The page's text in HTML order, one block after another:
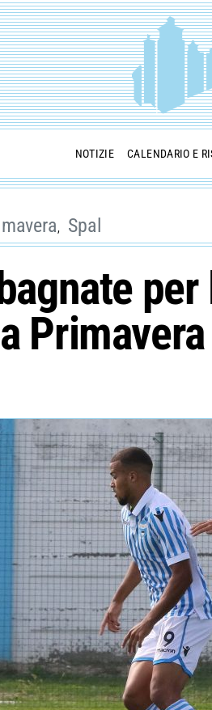
NOTIZIE CALENDARIO E
Spal
per